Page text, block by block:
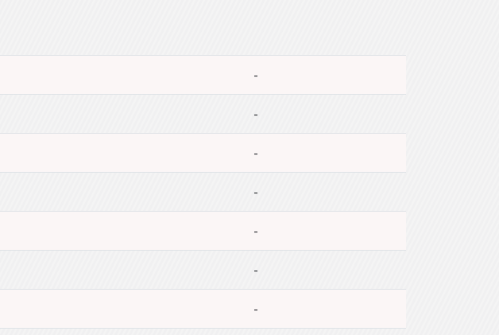
-
-
-
-
-
-
-